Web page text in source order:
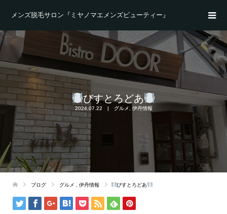
メンズ脱毛サロン『ミヤノマエメンズビューティー』
びすとろどあ
2024.07.22 グルメ 伊丹情報
ブログ グルメ 伊丹情報 びすとろどあ